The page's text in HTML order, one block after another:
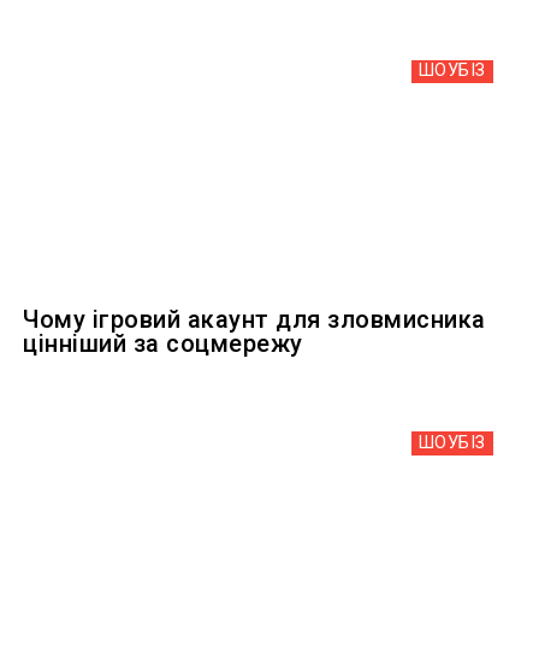
ШОУБIЗ
Чому ігровий акаунт для зловмисника
цінніший за соцмережу
ШОУБIЗ